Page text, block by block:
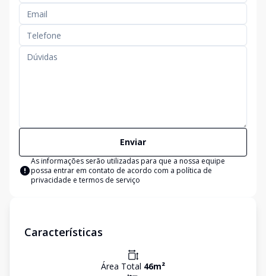
Enviar
As informações serão utilizadas para que a nossa equipe
possa entrar em contato de acordo com a política de
privacidade e termos de serviço
Características
Área Total 46m²